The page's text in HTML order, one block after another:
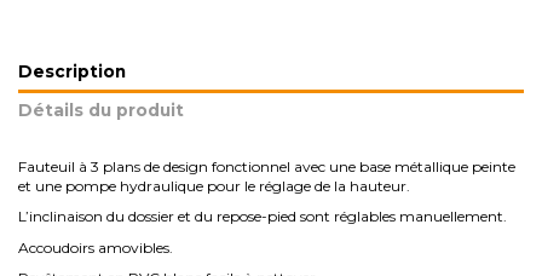
Description
Détails du produit
Fauteuil à 3 plans de design fonctionnel avec une base métallique peinte
et une pompe hydraulique pour le réglage de la hauteur.
L’inclinaison du dossier et du repose-pied sont réglables manuellement.
Accoudoirs amovibles.